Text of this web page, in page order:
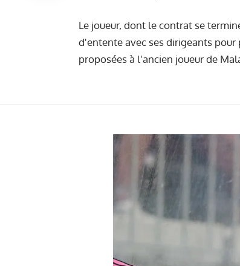
Le joueur, dont le contrat se
d'entente avec ses dirigeants
proposées à l'ancien joueur de